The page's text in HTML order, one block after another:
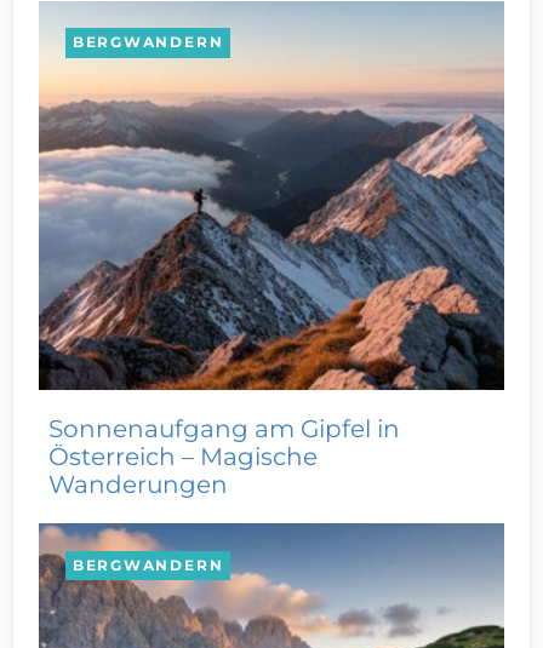
BERGWANDERN
Sonnenaufgang am Gipfel in
Österreich – Magische
Wanderungen
BERGWANDERN